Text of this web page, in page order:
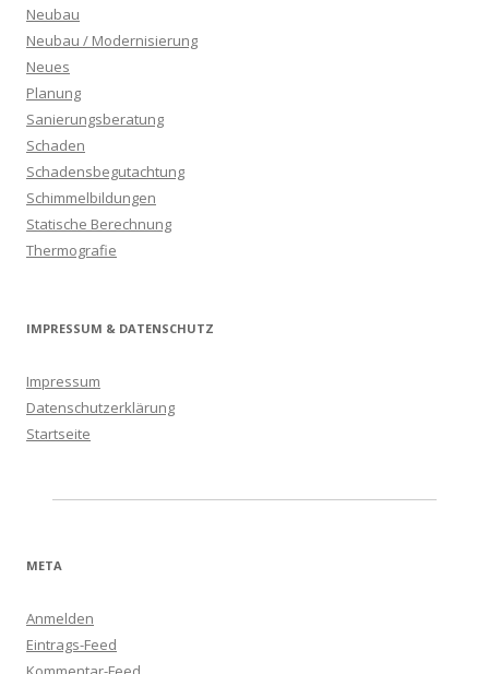
Neubau
Neubau / Modernisierung
Neues
Planung
Sanierungsberatung
Schaden
Schadensbegutachtung
Schimmelbildungen
Statische Berechnung
Thermografie
IMPRESSUM & DATENSCHUTZ
Impressum
Datenschutzerklärung
Startseite
META
Anmelden
Eintrags-Feed